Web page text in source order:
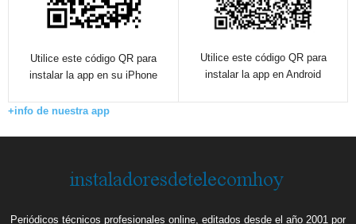
Utilice este código QR para
instalar la app en su iPhone
Utilice este código QR para
instalar la app en Android
+info de nuestra app
Periódicos técnicos profesionales online, editados desde el año 2001 por